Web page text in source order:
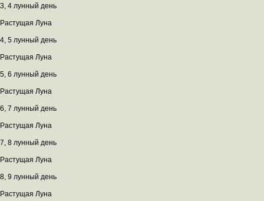
3, 4 лунный день
Растущая Луна
4, 5 лунный день
Растущая Луна
5, 6 лунный день
Растущая Луна
6, 7 лунный день
Растущая Луна
7, 8 лунный день
Растущая Луна
8, 9 лунный день
Растущая Луна